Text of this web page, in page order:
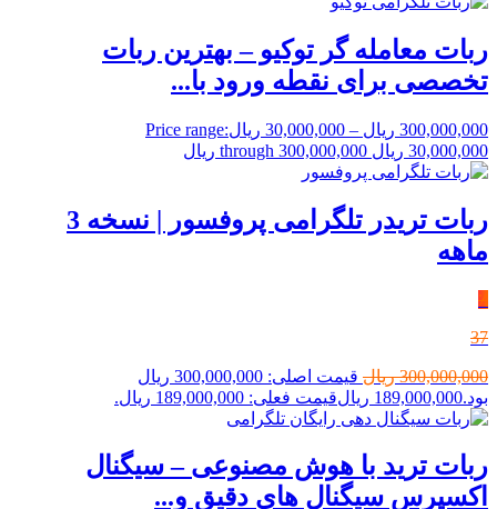
ربات معامله گر توکیو – بهترین ربات
تخصصی برای نقطه ورود با...
300,000,000 ریال –
30,000,000 ریالPrice range:
30,000,000 ریال through 300,000,000 ریال
ربات تریدر تلگرامی پروفسور | نسخه 3
ماهه
٪
37
300,000,000 ریال
قیمت اصلی: 300,000,000 ریال
بود.189,000,000 ریالقیمت فعلی: 189,000,000 ریال.
ربات ترید با هوش مصنوعی – سیگنال‌
اکسپرس سیگنال های دقیق و...